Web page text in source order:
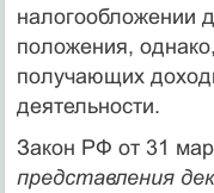
нало­гообложении
положения,
получающих
деятельности.
Закон РФ от 31
представления